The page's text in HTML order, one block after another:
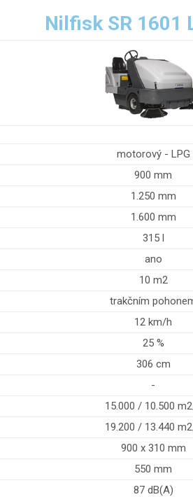
Nilfisk SR 1601
motorový - LPG
900 mm
1.250 mm
1.600 mm
315 l
ano
10 m2
trakčním
12 km/h
25 %
306 cm
-
15.000 / 10.500
19.200 / 13.440
900 x 310 mm
550 mm
87 dB(A)